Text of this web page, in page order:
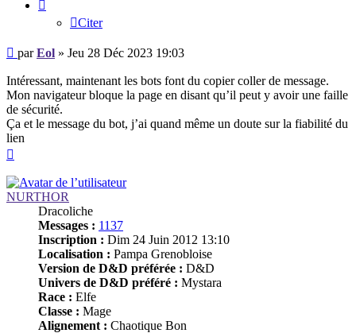
Citer
Message
parEol » Jeu 28 Déc 2023 19:03
Intéressant, maintenant les bots font du copier coller de message.
Mon navigateur bloque la page en disant qu’il peut y avoir une faille
de sécurité.
Ça et le message du bot, j’ai quand même un doute sur la fiabilité du
lien
NURTHOR
Dracoliche
Messages : 1137
Inscription : Dim 24 Juin 2012 13:10
Localisation : Pampa Grenobloise
Version de D&D préférée : D&D
Univers de D&D préféré : Mystara
Race : Elfe
Classe : Mage
Alignement : Chaotique Bon